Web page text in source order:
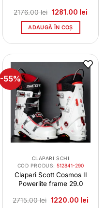
2176.00lei Prețul
a
fost:
1281.00 leiPrețul
ADAUGĂ ÎN COȘ
-55%
CLAPARI SCHI
COD PRODUS:512841-290
Clapari Scott Cosmos II
Powerlite frame 29.0
2715.00lei Prețul
1220.00 leiPrețul